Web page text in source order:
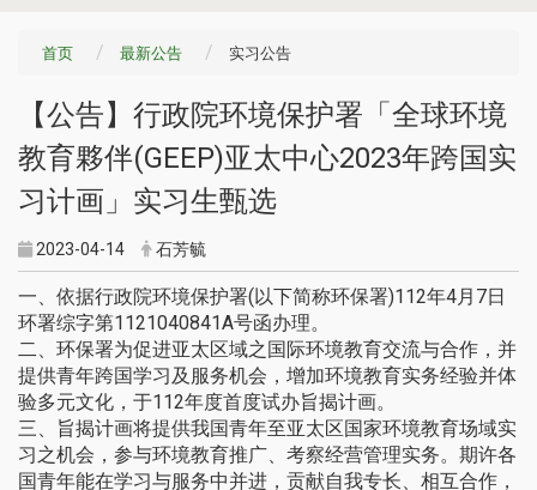
首页 最新公告 实习公告
【公告】行政院环境保护署「全球环境
教育夥伴(GEEP)亚太中心2023年跨国实
习计画」实习生甄选
2023-04-14 石芳毓
一、依据行政院环境保护署(以下简称环保署)112年4月7日
环署综字第1121040841A号函办理。
二、环保署为促进亚太区域之国际环境教育交流与合作， 并
提供青年跨国学习及服务机会， 增加环境教育实务经验并体
验多元文化，于112年度首度试办旨揭计画。
三、
旨揭计画将提供我国青年至亚太区国家环境教育场域实
习之机会， 参与环境教育推广、考察经营管理实务。 期许各
国青年能在学习与服务中并进，贡献自我专长、相互合作，